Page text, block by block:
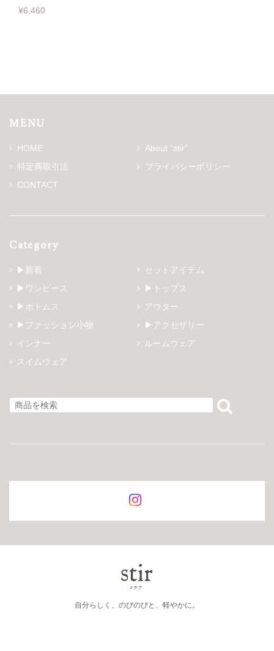
¥6,460
MENU
HOME
About “stir”
特定商取引法
プライバシーポリシー
CONTACT
Category
▶新着
セットアイテム
▶ワンピース
▶トップス
▶ボトムス
アウター
▶ファッション小物
▶アクセサリー
インナー
ルームウェア
スイムウェア
自分らしく、のびのびと、軽やかに。